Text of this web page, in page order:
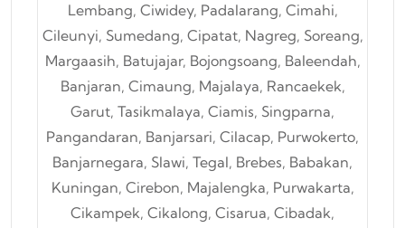
Lembang, Ciwidey, Padalarang, Cimahi,
Cileunyi, Sumedang, Cipatat, Nagreg, Soreang,
Margaasih, Batujajar, Bojongsoang, Baleendah,
Banjaran, Cimaung, Majalaya, Rancaekek,
Garut, Tasikmalaya, Ciamis, Singparna,
Pangandaran, Banjarsari, Cilacap, Purwokerto,
Banjarnegara, Slawi, Tegal, Brebes, Babakan,
Kuningan, Cirebon, Majalengka, Purwakarta,
Cikampek, Cikalong, Cisarua, Cibadak,